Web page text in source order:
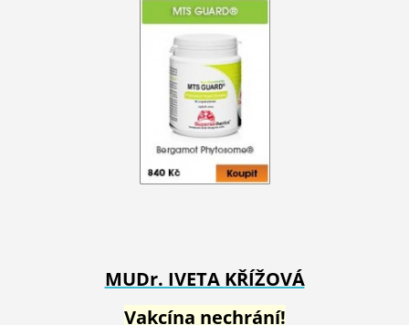
MUDr. IVETA KŘÍŽOVÁ
Vakcína nechrání!